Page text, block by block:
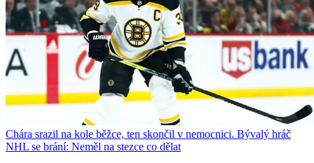
Chára srazil na kole běžce, ten skončil v nemocnici. Bývalý hráč
NHL se brání: Neměl na stezce co dělat